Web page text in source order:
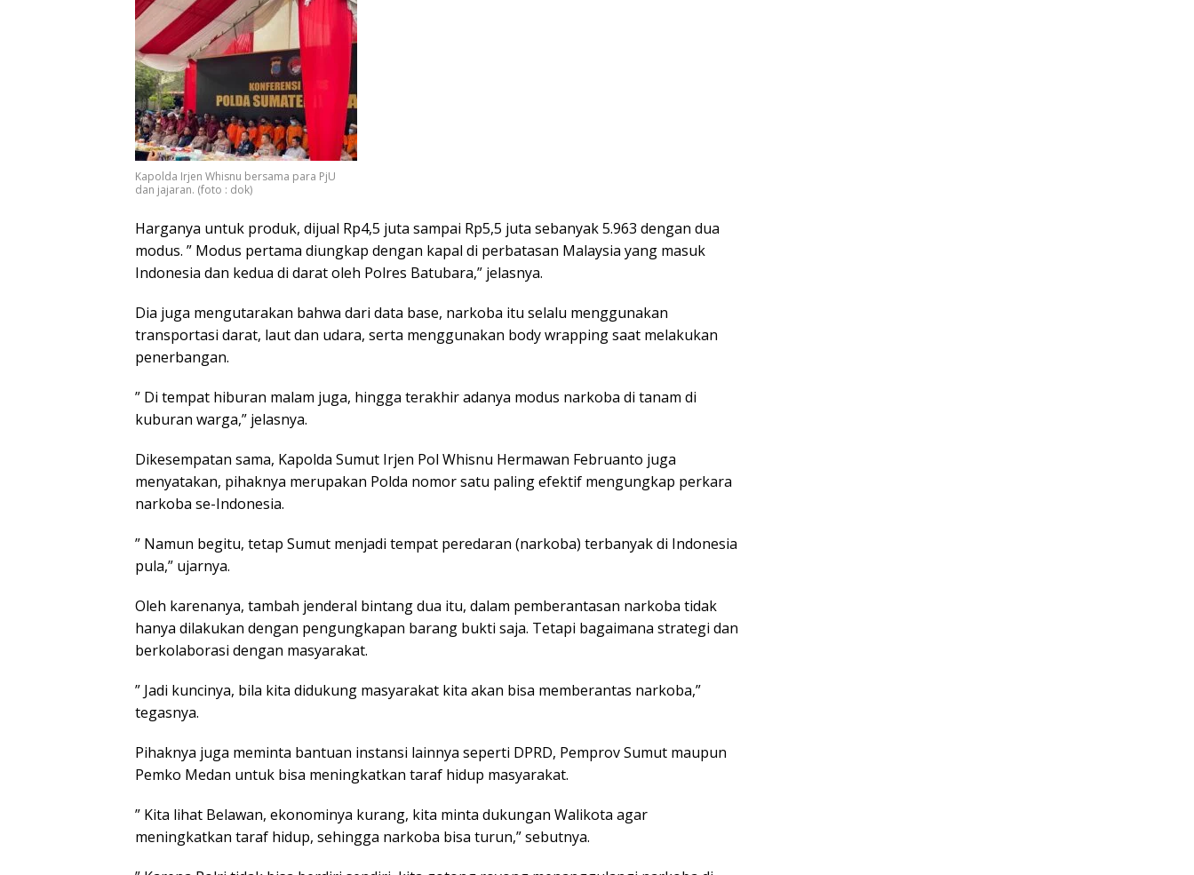
Kapolda Irjen Whisnu bersama para PjU
dan jajaran. (foto : dok)
Harganya untuk produk, dijual Rp4,5 juta sampai Rp5,5 juta sebanyak 5.963 dengan dua
modus. ” Modus pertama diungkap dengan kapal di perbatasan Malaysia yang masuk
Indonesia dan kedua di darat oleh Polres Batubara,” jelasnya.
Dia juga mengutarakan bahwa dari data base, narkoba itu selalu menggunakan
transportasi darat, laut dan udara, serta menggunakan body wrapping saat melakukan
penerbangan.
” Di tempat hiburan malam juga, hingga terakhir adanya modus narkoba di tanam di
kuburan warga,” jelasnya.
Dikesempatan sama, Kapolda Sumut Irjen Pol Whisnu Hermawan Februanto juga
menyatakan, pihaknya merupakan Polda nomor satu paling efektif mengungkap perkara
narkoba se-Indonesia.
” Namun begitu, tetap Sumut menjadi tempat peredaran (narkoba) terbanyak di Indonesia
pula,” ujarnya.
Oleh karenanya, tambah jenderal bintang dua itu, dalam pemberantasan narkoba tidak
hanya dilakukan dengan pengungkapan barang bukti saja. Tetapi bagaimana strategi dan
berkolaborasi dengan masyarakat.
” Jadi kuncinya, bila kita didukung masyarakat kita akan bisa memberantas narkoba,”
tegasnya.
Pihaknya juga meminta bantuan instansi lainnya seperti DPRD, Pemprov Sumut maupun
Pemko Medan untuk bisa meningkatkan taraf hidup masyarakat.
” Kita lihat Belawan, ekonominya kurang, kita minta dukungan Walikota agar
meningkatkan taraf hidup, sehingga narkoba bisa turun,” sebutnya.